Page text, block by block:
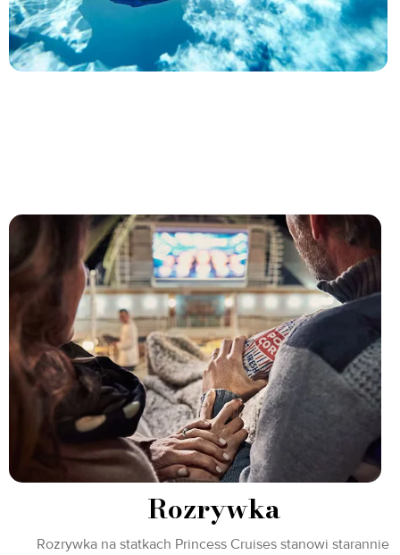
Rozrywka
Rozrywka na statkach Princess Cruises stanowi starannie